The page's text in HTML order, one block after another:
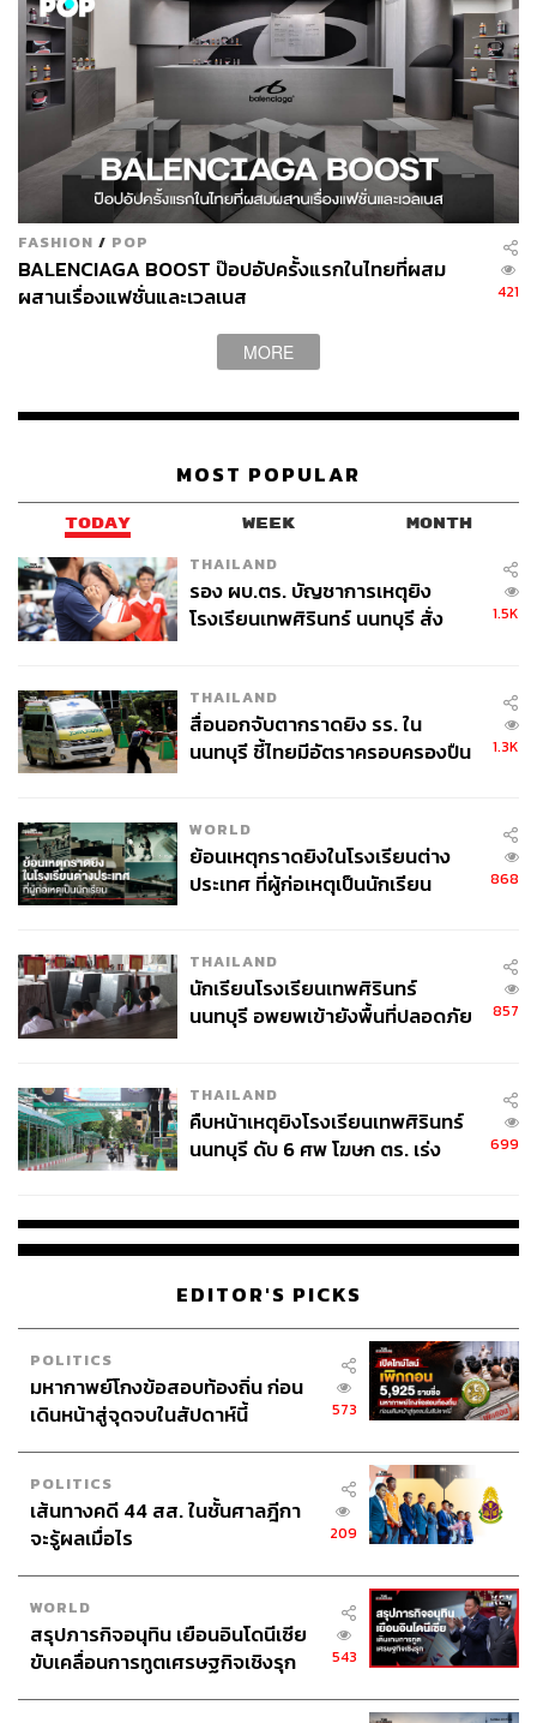
FASHION / POP
BALENCIAGA BOOST ป๊อปอัปครั้งแรกในไทยที่ผสม
ผสานเรื่องแฟชั่นและเวลเนส
421
MORE
MOST POPULAR
TODAY WEEK MONTH
THAILAND
รอง ผบ.ตร. บัญชาการเหตุยิง
โรงเรียนเทพศิรินทร์ นนทบุรี สั่ง
1.5K
THAILAND
สื่อนอกจับตากราดยิง รร. ใน
นนทบุรี ชี้ไทยมีอัตราครอบครองปืน
1.3K
WORLD
ย้อนเหตุกราดยิงในโรงเรียนต่าง
ประเทศ ที่ผู้ก่อเหตุเป็นนักเรียน
868
THAILAND
นักเรียนโรงเรียนเทพศิรินทร์
นนทบุรี อพยพเข้ายังพื้นที่ปลอดภัย
857
THAILAND
คืบหน้าเหตุยิงโรงเรียนเทพศิรินทร์
นนทบุรี ดับ 6 ศพ โฆษก ตร. เร่ง
699
EDITOR'S PICKS
POLITICS
มหากาพย์โกงข้อสอบท้องถิ่น ก่อน
เดินหน้าสู่จุดจบในสัปดาห์นี้
573
POLITICS
เส้นทางคดี 44 สส. ในชั้นศาลฎีกา
จะรู้ผลเมื่อไร
209
WORLD
สรุปภารกิจอนุทิน เยือนอินโดนีเซีย
ขับเคลื่อนการทูตเศรษฐกิจเชิงรุก
543